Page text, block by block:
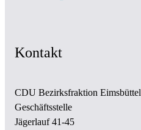
Kontakt
CDU Bezirksfraktion Eimsbüttel
Geschäftsstelle
Jägerlauf 41-45